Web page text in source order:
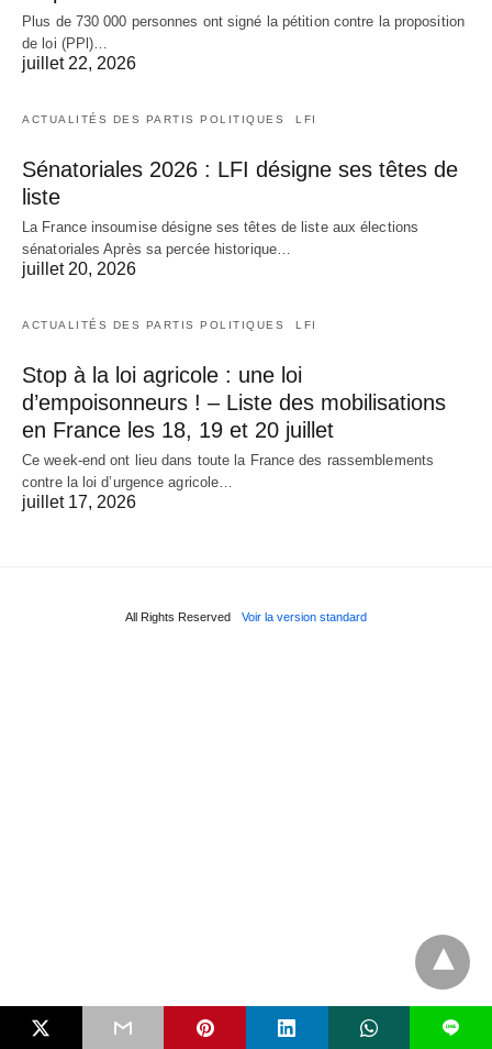
Plus de 730 000 personnes ont signé la pétition contre la proposition
de loi (PPl)…
juillet 22, 2026
ACTUALITÉS DES PARTIS POLITIQUES LFI
Sénatoriales 2026 : LFI désigne ses têtes de
liste
La France insoumise désigne ses têtes de liste aux élections
sénatoriales Après sa percée historique…
juillet 20, 2026
ACTUALITÉS DES PARTIS POLITIQUES LFI
Stop à la loi agricole : une loi
d’empoisonneurs ! – Liste des mobilisations
en France les 18, 19 et 20 juillet
Ce week-end ont lieu dans toute la France des rassemblements
contre la loi d’urgence agricole…
juillet 17, 2026
All Rights Reserved Voir la version standard
L